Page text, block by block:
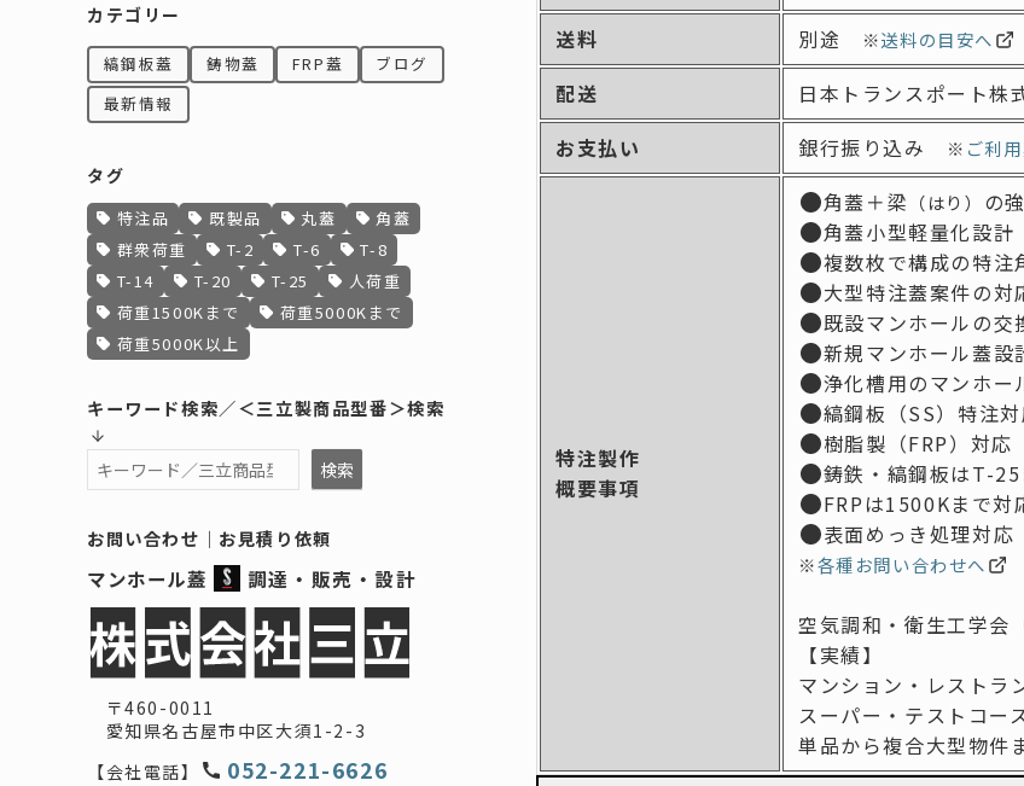
送料 別途 ※送料の目安へ
配送
日本トランスポート株
お支払い
銀行振り込み ※ ご利
特注製作
概要事項
角蓋＋梁 （はり） の
角蓋小型軽量化設計
複数枚で構成の特注
大型特注蓋案件の対
既設マンホールの交
新規マンホール蓋設
浄化槽用のマンホー
縞鋼板（SS）特注
樹脂製（FRP）対応
鋳鉄・縞鋼板はT-
FRPは1500Kまで対
表面めっき処理対応
※各種お問い合わせへ
空気調和・衛生工学会
【実績】
マンション・レストラ
スーパー・テストコー
単品から複合大型物件
カテゴリー
縞鋼板蓋 鋳物蓋 FRP蓋
ブログ
最新情報
タグ
特注品 既製品 丸蓋
角蓋
群衆荷重
T-2 T-6
T-8
T-14
T-20 T-25
人荷重
荷重1500Kまで
荷重5000Kまで
荷重5000K以上
キーワード検索／＜三立製商品型番＞検索
検索 検索
お問い合わせ ｜ お見積り依頼
マンホール蓋 調達・販売・設計
〒460-0011
愛知県名古屋市中区大須1-2-3
【会社電話】
052-221-6626